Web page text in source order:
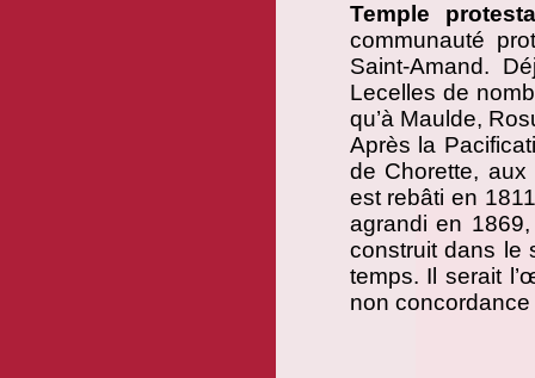
Temple
communauté
Saint-Amand.
Lecelles de
qu’à Maulde,
Après la
de Chorette,
est rebâti en
agrandi en
construit dans le
temps. Il serait
non